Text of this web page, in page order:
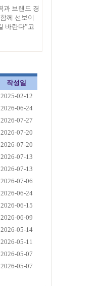
과 브랜드 경
께 선보이
바란다”고
작성일
2025-02-12
2026-06-24
2026-07-27
2026-07-20
2026-07-20
2026-07-13
2026-07-13
2026-07-06
2026-06-24
2026-06-15
2026-06-09
2026-05-14
2026-05-11
2026-05-07
2026-05-07